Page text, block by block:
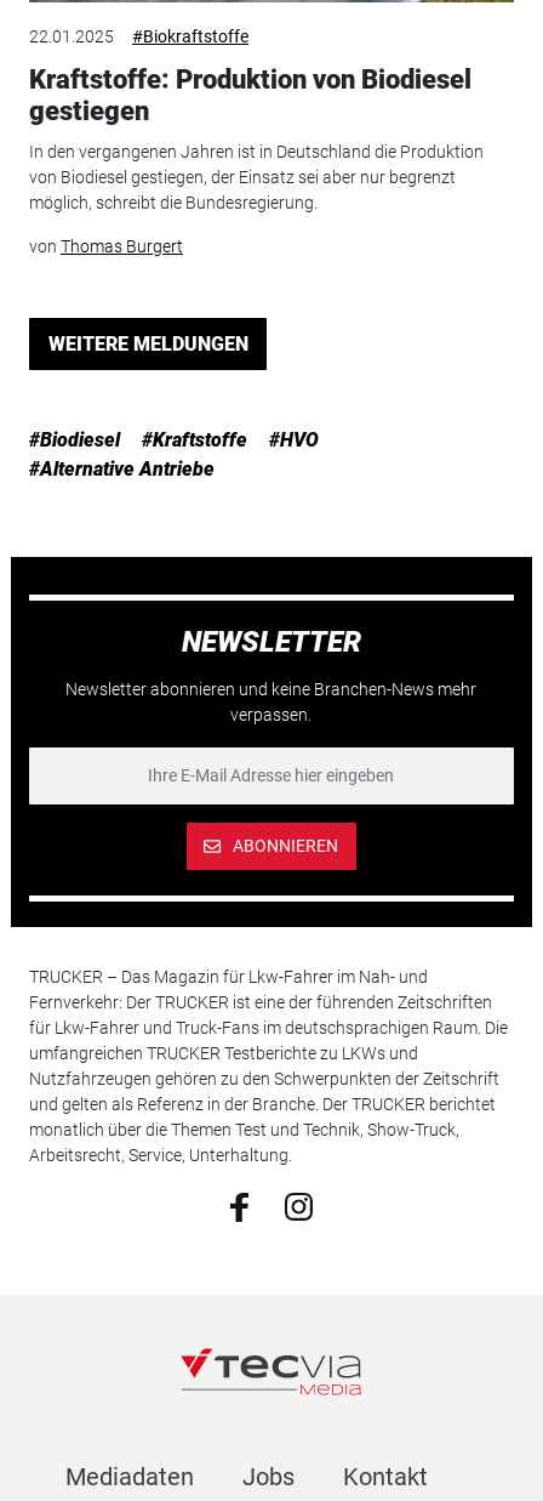
22.01.2025 #Biokraftstoffe
Kraftstoffe: Produktion von Biodiesel
gestiegen
In den vergangenen Jahren ist in Deutschland die Produktion
von Biodiesel gestiegen, der Einsatz sei aber nur begrenzt
möglich, schreibt die Bundesregierung.
von Thomas Burgert
WEITERE MELDUNGEN
#Biodiesel #Kraftstoffe
#HVO
#Alternative Antriebe
NEWSLETTER
Newsletter abonnieren und keine Branchen-News mehr
verpassen.
ABONNIEREN
TRUCKER – Das Magazin für Lkw-Fahrer im Nah- und
Fernverkehr: Der TRUCKER ist eine der führenden Zeitschriften
für Lkw-Fahrer und Truck-Fans im deutschsprachigen Raum. Die
umfangreichen TRUCKER Testberichte zu LKWs und
Nutzfahrzeugen gehören zu den Schwerpunkten der Zeitschrift
und gelten als Referenz in der Branche. Der TRUCKER berichtet
monatlich über die Themen Test und Technik, Show-Truck,
Arbeitsrecht, Service, Unterhaltung.
Mediadaten Jobs Kontakt